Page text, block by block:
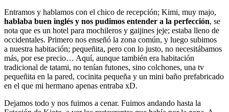
Entramos y hablamos con el chico de recepción; Kimi, muy majo,
hablaba buen inglés y nos pudimos entender a la perfección, se
nota que es un hotel para mochileros y gaijines jeje; estaba lleno de
occidentales. Primero nos enseñó la zona común, y luego subimos
a nuestra habitación; pequeñita, pero con lo justo, no necesitábamos
más, por ese precio… Aquí, aunque también era habitación
tradicional de tatami, no tenían futones, sino colchones, una tv
pequeñita en la pared, cocinita pequeña y un mini baño prefabricado
en el que mi hermano apenas entraba xD.
Dejamos todo y nos fuimos a cenar. Fuimos andando hasta la